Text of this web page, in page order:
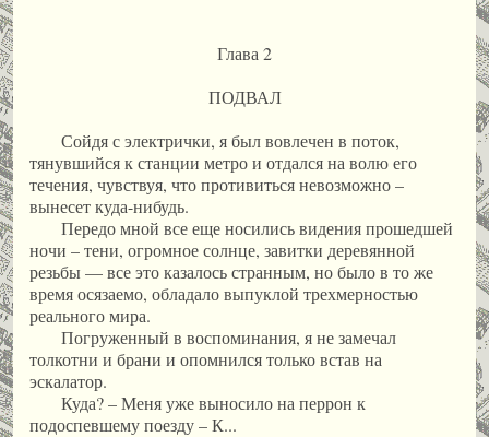
Глава 2
ПОДВАЛ
Сойдя с электрички, я был вовлечен в поток,
тянувшийся к станции метро и отдался на волю его
течения, чувствуя, что противиться невозможно –
вынесет куда-нибудь.
Передо мной все еще носились видения прошедшей
ночи – тени, огромное солнце, завитки деревянной
резьбы — все это казалось странным, но было в то же
время осязаемо, обладало выпуклой трехмерностью
реального мира.
Погруженный в воспоминания, я не замечал
толкотни и брани и опомнился только встав на
эскалатор.
Куда? – Меня уже выносило на перрон к
подоспевшему поезду – К...